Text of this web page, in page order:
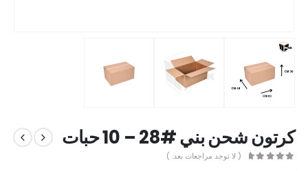
كرتون شحن بني #28 – 10 حبات
( لا توجد مراجعات بعد. )